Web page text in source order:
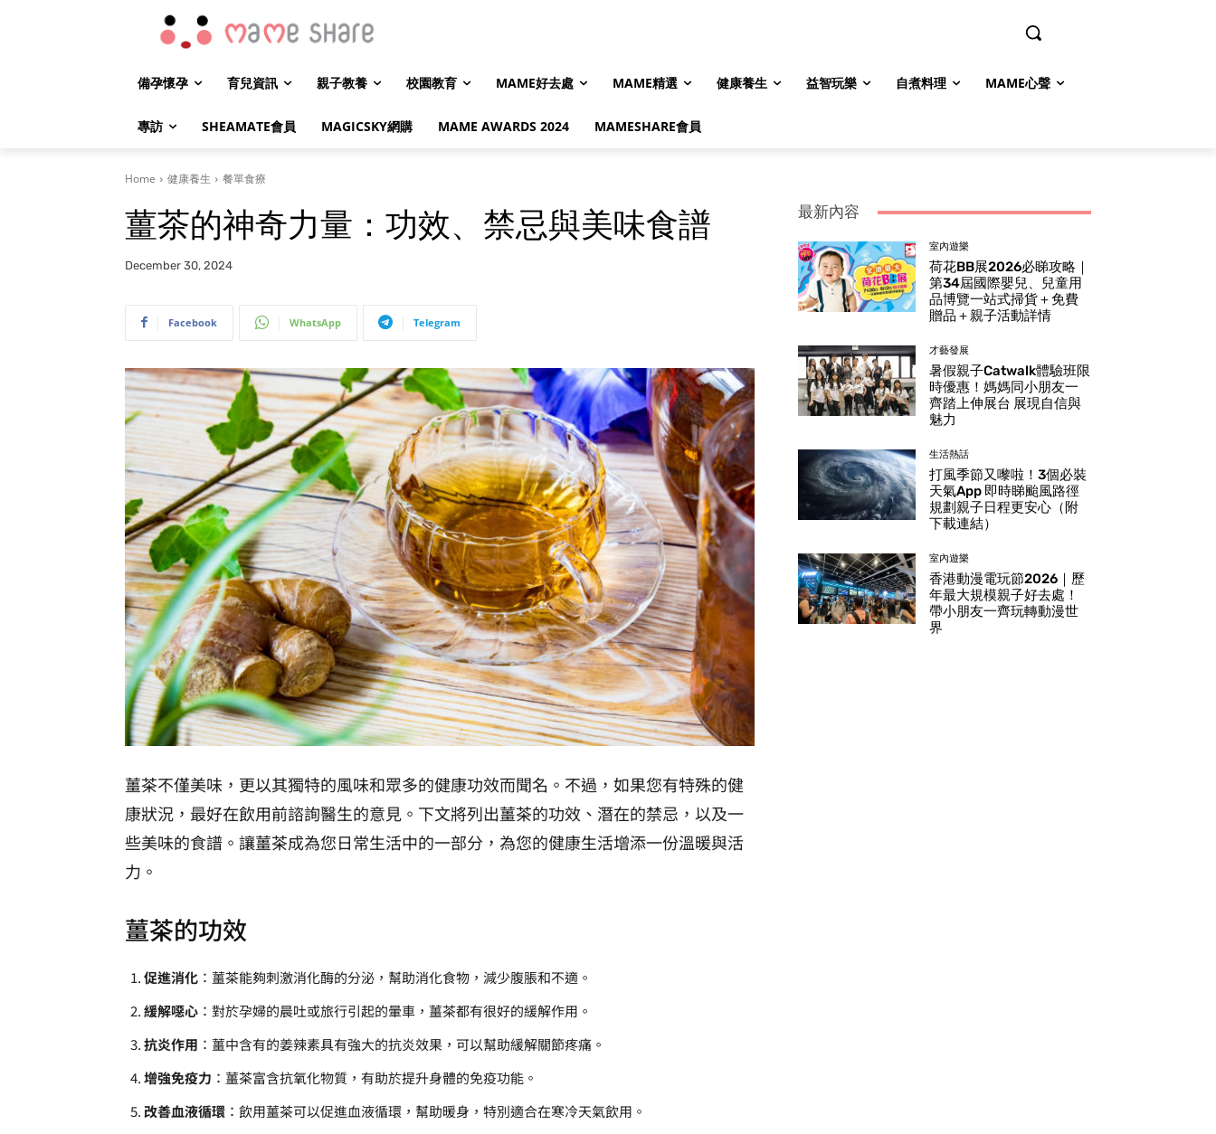
備孕懷孕 育兒資訊 親子教養 校園教育 MAME好去處 MAME精選 健康養生 益智玩樂 自煮料理 MAME心聲
專訪 SHEAMATE會員 MAGICSKY網購 MAME AWARDS 2024 MAMESHARE會員
Home 健康養生 餐單食療
薑茶的神奇力量：功效、禁忌與美味食譜
December 30, 2024
Facebook WhatsApp Telegram
薑茶不僅美味，更以其獨特的風味和眾多的健康功效而聞名。不過，如果您有特殊的健
康狀況，最好在飲用前諮詢醫生的意見。下文將列出薑茶的功效、潛在的禁忌，以及一
些美味的食譜。讓薑茶成為您日常生活中的一部分，為您的健康生活增添一份溫暖與活
力。
薑茶的功效
促進消化 ：薑茶能夠刺激消化酶的分泌，幫助消化食物，減少腹脹和不適。
緩解噁心 ：對於孕婦的晨吐或旅行引起的暈車，薑茶都有很好的緩解作用。
抗炎作用 ：薑中含有的姜辣素具有強大的抗炎效果，可以幫助緩解關節疼痛。
增強免疫力 ：薑茶富含抗氧化物質，有助於提升身體的免疫功能。
改善血液循環 ：飲用薑茶可以促進血液循環，幫助暖身，特別適合在寒冷天氣飲用。
最新內容
室內遊樂
荷花BB展2026必睇攻略｜
第34屆國際嬰兒、兒童用
品博覽一站式掃貨＋免費
贈品＋親子活動詳情
才藝發展
暑假親子Catwalk體驗班限
時優惠！媽媽同小朋友一
齊踏上伸展台 展現自信與
魅力
生活熱話
打風季節又嚟啦！3個必裝
天氣App 即時睇颱風路徑
規劃親子日程更安心（附
下載連結）
室內遊樂
香港動漫電玩節2026｜歷
年最大規模親子好去處！
帶小朋友一齊玩轉動漫世
界